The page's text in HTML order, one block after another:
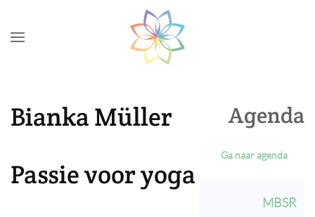
Skip to main content
Bianka Müller
Passie voor yoga
Agenda
Ga naar agenda
MBSR